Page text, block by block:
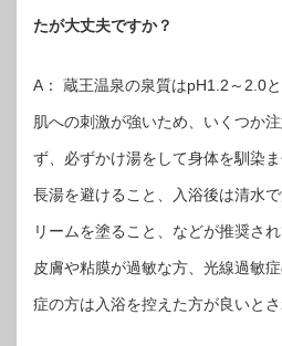
たが大丈夫ですか？
A： 蔵王温泉の泉質はpH1.2～2.0
肌への刺激が強いため、いくつか
ず、必ずかけ湯をして身体を馴染
長湯を避けること、入浴後は清水
リームを塗ること、などが推奨さ
皮膚や粘膜が過敏な方、光線過敏
症の方は入浴を控えた方が良いとさ